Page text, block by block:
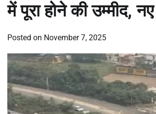
में पूरा होने की उम्मीद,
Posted on November 7, 2025